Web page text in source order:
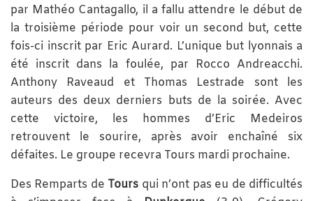
par Mathéo Cantagallo, il a fallu attendre le début de
la troisième période pour voir un second but, cette
fois-ci inscrit par Eric Aurard. L’unique but lyonnais a
été inscrit dans la foulée, par Rocco Andreacchi.
Anthony Raveaud et Thomas Lestrade sont les
auteurs des deux derniers buts de la soirée. Avec
cette victoire, les hommes d’Eric Medeiros
retrouvent le sourire, après avoir enchaîné six
défaites. Le groupe recevra Tours mardi prochaine.
Des Remparts de Tours qui n’ont pas eu de difficultés